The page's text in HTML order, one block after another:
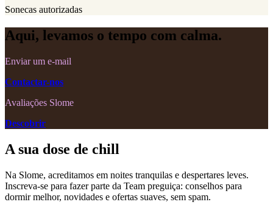
Sonecas autorizadas
Aqui, levamos o tempo com calma.
Enviar um e-mail
Contactar-nos
Avaliações Slome
Descobrir
A sua dose de chill
Na Slome, acreditamos em noites tranquilas e despertares leves.
Inscreva-se para fazer parte da Team preguiça: conselhos para
dormir melhor, novidades e ofertas suaves, sem spam.